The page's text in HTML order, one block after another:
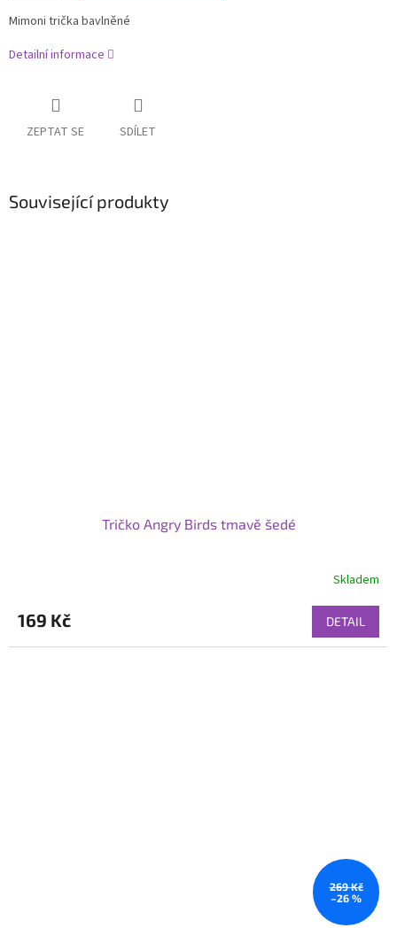
Mimoni trička bavlněné
Detailní informace
ZEPTAT SE SDÍLET
Související produkty
Tričko Angry Birds tmavě šedé
Skladem
169 Kč DETAIL
269 Kč
–26 %